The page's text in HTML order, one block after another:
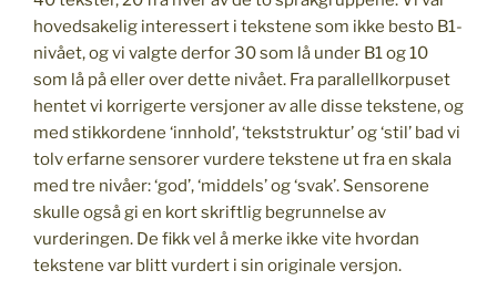
hovedsakelig interessert i tekstene som ikke besto B1-
nivået, og vi valgte derfor 30 som lå under B1 og 10
som lå på eller over dette nivået. Fra parallellkorpuset
hentet vi korrigerte versjoner av alle disse tekstene, og
med stikkordene ‘innhold’, ‘tekststruktur’ og ‘stil’ bad vi
tolv erfarne sensorer vurdere tekstene ut fra en skala
med tre nivåer: ‘god’, ‘middels’ og ‘svak’. Sensorene
skulle også gi en kort skriftlig begrunnelse av
vurderingen. De fikk vel å merke ikke vite hvordan
tekstene var blitt vurdert i sin originale versjon.